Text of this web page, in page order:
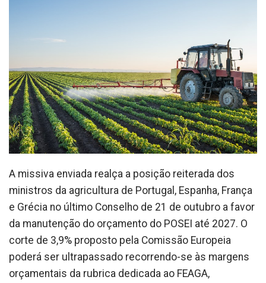
A missiva enviada realça a posição reiterada dos
ministros da agricultura de Portugal, Espanha, França
e Grécia no último Conselho de 21 de outubro a favor
da manutenção do orçamento do POSEI até 2027. O
corte de 3,9% proposto pela Comissão Europeia
poderá ser ultrapassado recorrendo-se às margens
orçamentais da rubrica dedicada ao FEAGA,